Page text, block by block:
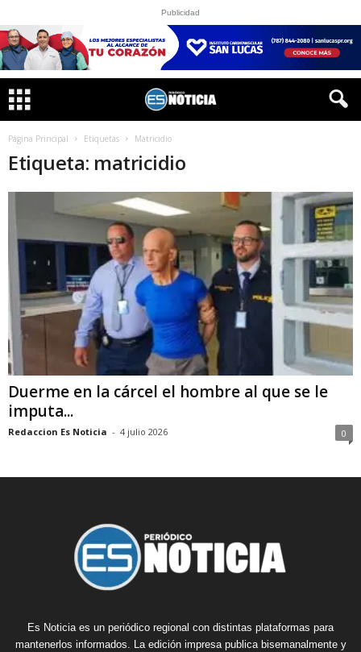
Publicidad
Página Principal Etiquetas Matricidio
Etiqueta: matricidio
Duerme en la cárcel el hombre al que se le
imputa...
Redaccion Es Noticia - 4 julio 2026 0
Es Noticia es un periódico regional con distintas plataformas para
mantenerlos informados. La edición impresa publica bisemanalmente y